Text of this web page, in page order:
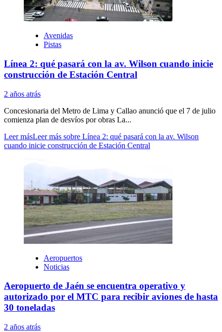
Avenidas
Pistas
Línea 2: qué pasará con la av. Wilson cuando inicie
construcción de Estación Central
2 años atrás
Concesionaria del Metro de Lima y Callao anunció que el 7 de julio
comienza plan de desvíos por obras La...
Leer másLeer más sobre Línea 2: qué pasará con la av. Wilson
cuando inicie construcción de Estación Central
Aeropuertos
Noticias
Aeropuerto de Jaén se encuentra operativo y
autorizado por el MTC para recibir aviones de hasta
30 toneladas
2 años atrás